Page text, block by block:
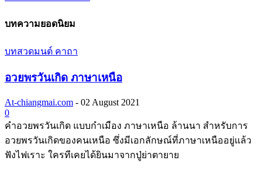
บทความยอดนิยม
บทสวดมนต์ คาถา
อวยพรวันเกิด ภาษาเหนือ
At-chiangmai.com - 02 August 2021
0
คำอวยพรวันเกิด แบบกำเมือง ภาษาเหนือ ล้านนา สำหรับการ
อวยพรวันเกิดของคนเหนือ ซึ่งมีเอกลักษณ์ที่ภาษาเหนืออยู่แล้ว
ฟังไฟเราะ ใครทีเคยได้ยินมาจากปู่ย่าตายาย